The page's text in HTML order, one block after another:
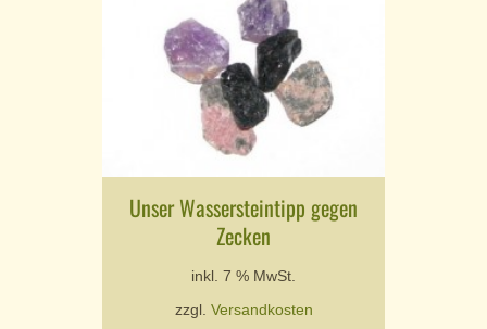
Unser Wassersteintipp gegen
Zecken
inkl. 7 % MwSt.
zzgl. Versandkosten